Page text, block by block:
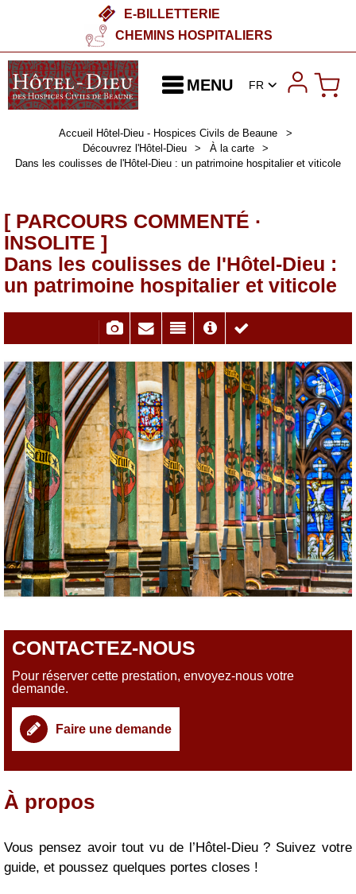
E-BILLETTERIE
CHEMINS HOSPITALIERS
MENU FR
Accueil Hôtel-Dieu - Hospices Civils de Beaune
>
Découvrez l'Hôtel-Dieu
> À la carte
>
Dans les coulisses de l'Hôtel-Dieu : un patrimoine hospitalier et viticole
Dans les coulisses de l'Hôtel-Dieu :
un patrimoine hospitalier et viticole
[ PARCOURS COMMENTÉ ·
INSOLITE ]
Faire une demande
À propos
Vous pensez avoir tout vu de l’Hôtel-Dieu ? Suivez votre
guide, et poussez quelques portes closes !